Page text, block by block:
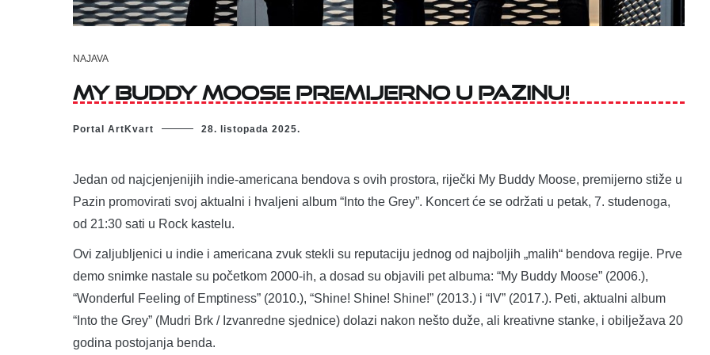
NAJAVA
My Buddy Moose premijerno u Pazinu!
Portal ArtKvart 28. listopada 2025.
Jedan od najcjenjenijih indie-americana bendova s ovih prostora, riječki My Buddy Moose, premijerno stiže u
Pazin promovirati svoj aktualni i hvaljeni album “Into the Grey”. Koncert će se održati u petak, 7. studenoga,
od 21:30 sati u Rock kastelu.
Ovi zaljubljenici u indie i americana zvuk stekli su reputaciju jednog od najboljih „malih“ bendova regije. Prve
demo snimke nastale su početkom 2000-ih, a dosad su objavili pet albuma: “My Buddy Moose” (2006.),
“Wonderful Feeling of Emptiness” (2010.), “Shine! Shine! Shine!” (2013.) i “IV” (2017.). Peti, aktualni album
“Into the Grey” (Mudri Brk / Izvanredne sjednice) dolazi nakon nešto duže, ali kreativne stanke, i obilježava 20
godina postojanja benda.